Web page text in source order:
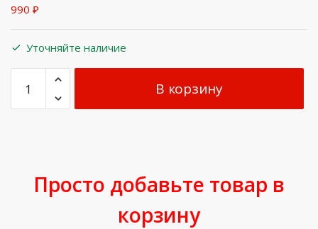
990 ₽
Уточняйте наличие
В корзину
Просто добавьте товар в
корзину